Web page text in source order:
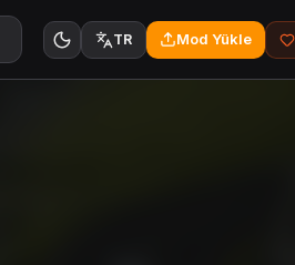
TR Mod Yükle